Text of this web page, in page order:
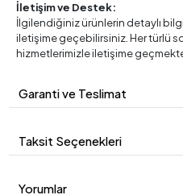
İletişim ve Destek:
İlgilendiğiniz ürünlerin detaylı
iletişime geçebilirsiniz. Her türlü
hizmetlerimizle iletişime
Garanti ve Teslimat
Taksit Seçenekleri
Yorumlar